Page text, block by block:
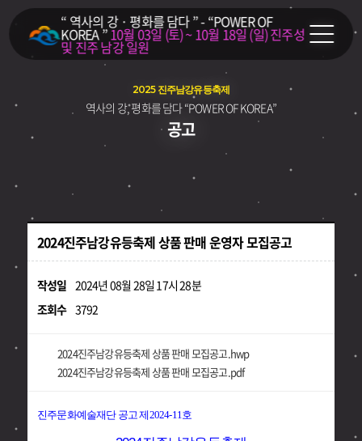
“ 역사의 강 · 평화를 담다 ” - “POWER OF
KOREA ”10월 03일 (토) ~ 10월 18일 (일)진주성
및 진주 남강 일원
2025 진주남강유등축제
역사의 강, 평화를 담다 “POWER OF KOREA”
공고
2024진주남강유등축제 상품 판매 운영자 모집공고
작성일 2024년 08월 28일 17시 28분
조회수 3792
2024진주남강유등축제 상품 판매 모집공고.hwp
2024진주남강유등축제 상품 판매 모집공고.pdf
진주문화예술재단 공고 제2024-11호